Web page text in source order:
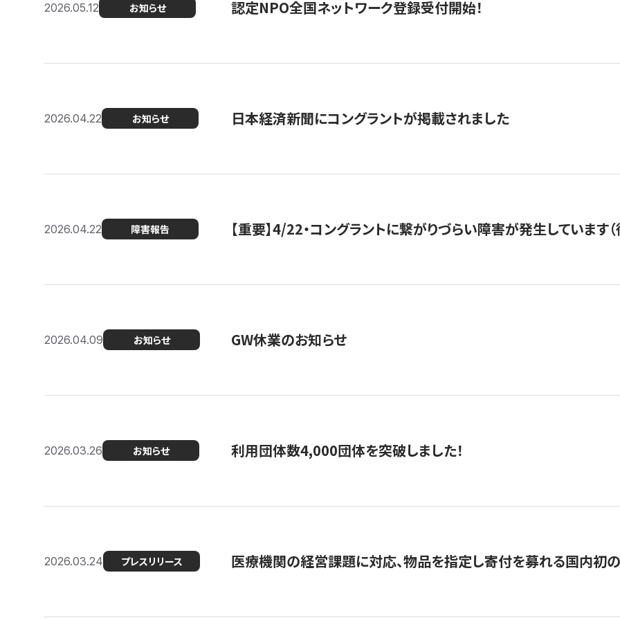
2026.05.12 お知らせ 認定NPO全国ネットワーク登録受付開始！
2026.04.22 お知らせ 日本経済新聞にコングラントが掲載されました
2026.04.22 障害報告 【重要】4/22・コングラントに繋がりづらい障害が発生しています（
2026.04.09 お知らせ GW休業のお知らせ
2026.03.26 お知らせ 利用団体数4,000団体を突破しました！
2026.03.24 プレスリリース 医療機関の経営課題に対応、物品を指定し寄付を募れる国内初の